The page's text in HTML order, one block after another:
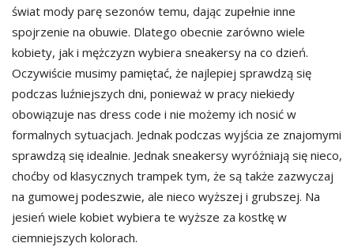
świat mody parę sezonów temu, dając zupełnie inne
spojrzenie na obuwie. Dlatego obecnie zarówno wiele
kobiety, jak i mężczyzn wybiera sneakersy na co dzień.
Oczywiście musimy pamiętać, że najlepiej sprawdzą się
podczas luźniejszych dni, ponieważ w pracy niekiedy
obowiązuje nas dress code i nie możemy ich nosić w
formalnych sytuacjach. Jednak podczas wyjścia ze znajomymi
sprawdzą się idealnie. Jednak sneakersy wyróżniają się nieco,
choćby od klasycznych trampek tym, że są także zazwyczaj
na gumowej podeszwie, ale nieco wyższej i grubszej. Na
jesień wiele kobiet wybiera te wyższe za kostkę w
ciemniejszych kolorach.